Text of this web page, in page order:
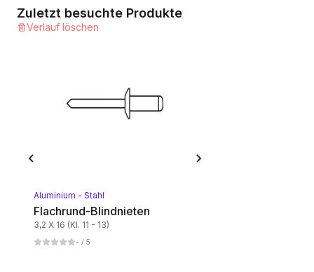
Aluminium - Stahl gerillt
Aluminium schwarz - Stahl
1 Kategorie
Zuletzt besuchte Produkte
Verlauf löschen
Aluminium - Stahl
Flachrund-Blindnieten
3,2 X 16 (Kl. 11 - 13)
- / 5